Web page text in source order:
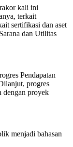
kali ini
terkait
sertifikasi dan aset
dan Utilitas
Pendapatan
progres
dengan proyek
menjadi bahasan